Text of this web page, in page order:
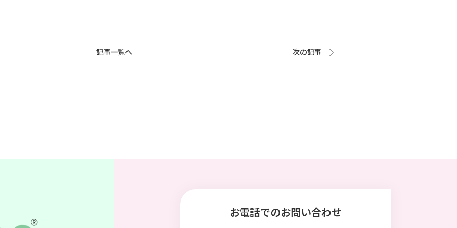
記事一覧へ 次の記事
お電話でのお問い合わせ